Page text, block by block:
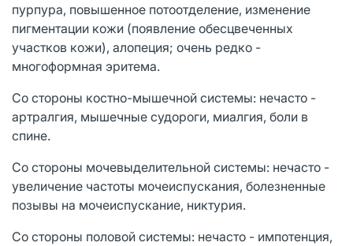
пурпура, повышенное потоотделение, изменение
пигментации кожи (появление обесцвеченных
участков кожи), алопеция; очень редко -
многоформная эритема.
Со стороны костно-мышечной системы: нечасто -
артралгия, мышечные судороги, миалгия, боли в
спине.
Со стороны мочевыделительной системы: нечасто -
увеличение частоты мочеиспускания, болезненные
позывы на мочеиспускание, никтурия.
Со стороны половой системы: нечасто - импотенция,